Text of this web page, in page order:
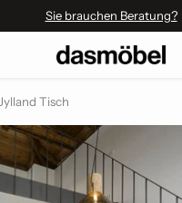
Sie brauchen Beratung?
Jylland Tisch